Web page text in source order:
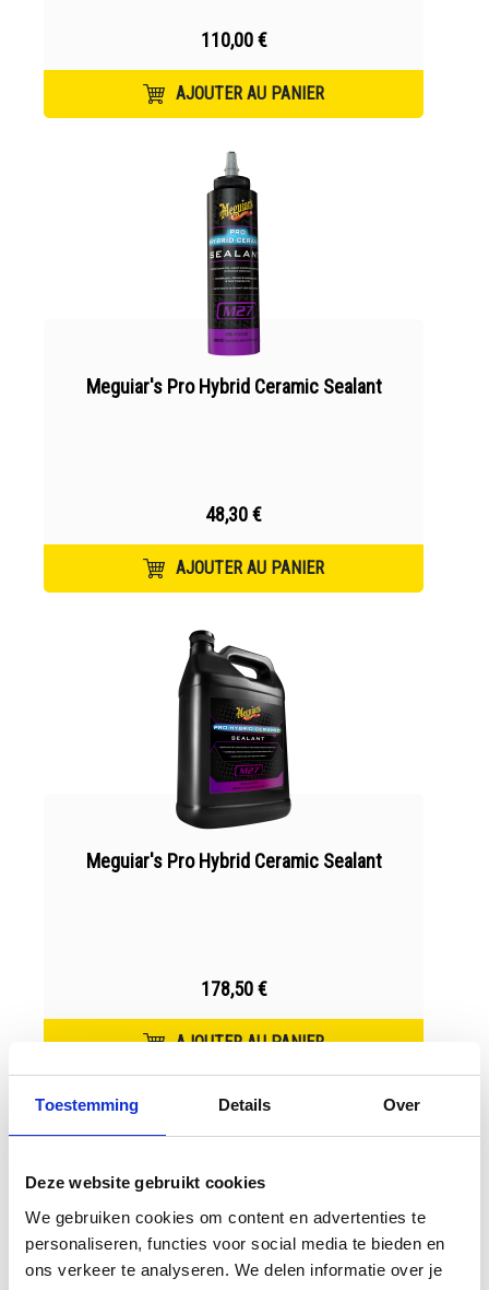
Toestemming Details Over
Deze website gebruikt cookies
We gebruiken cookies om content en advertenties te
personaliseren, functies voor social media te bieden en
ons verkeer te analyseren. We delen informatie over je
110,00 €
AJOUTER AU PANIER
Meguiar's Pro Hybrid Ceramic Sealant
48,30 €
AJOUTER AU PANIER
Meguiar's Pro Hybrid Ceramic Sealant
178,50 €
AJOUTER AU PANIER